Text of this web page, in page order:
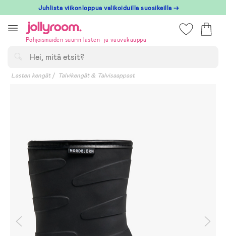
till
innehållet
Juhlista viikonloppua valikoiduilla suosikeilla →
Pohjoismaiden suurin lasten- ja vauvakauppa
Lasten kengät Talvikengät & Talvisaappaat